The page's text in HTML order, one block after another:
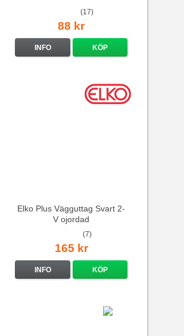
(17)
88 kr
INFO KÖP
Elko Plus Vägguttag Svart 2-
V ojordad
(7)
165 kr
INFO KÖP